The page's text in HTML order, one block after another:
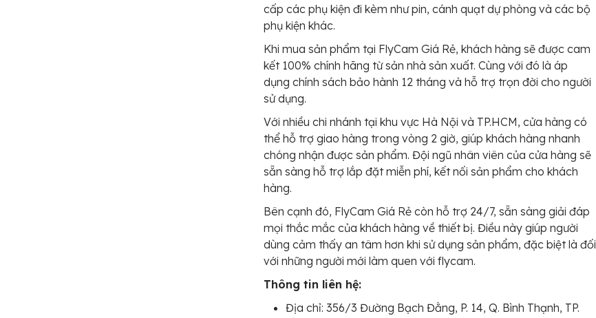
cấp các phụ kiện đi kèm như pin, cánh quạt dự phòng và các bộ
phụ kiện khác.
Khi mua sản phẩm tại FlyCam Giá Rẻ, khách hàng sẽ được cam
kết 100% chính hãng từ sản nhà sản xuất. Cùng với đó là áp
dụng chính sách bảo hành 12 tháng và hỗ trợ trọn đời cho người
sử dụng.
Với nhiều chi nhánh tại khu vực Hà Nội và TP.HCM, cửa hàng có
thể hỗ trợ giao hàng trong vòng 2 giờ, giúp khách hàng nhanh
chóng nhận được sản phẩm. Đội ngũ nhân viên của cửa hàng sẽ
sẵn sàng hỗ trợ lắp đặt miễn phí, kết nối sản phẩm cho khách
hàng.
Bên cạnh đó, FlyCam Giá Rẻ còn hỗ trợ 24/7, sẵn sàng giải đáp
mọi thắc mắc của khách hàng về thiết bị. Điều này giúp người
dùng cảm thấy an tâm hơn khi sử dụng sản phẩm, đặc biệt là đối
với những người mới làm quen với flycam.
Thông tin liên hệ:
Địa chỉ: 356/3 Đường Bạch Đằng, P. 14, Q. Bình Thạnh, TP.